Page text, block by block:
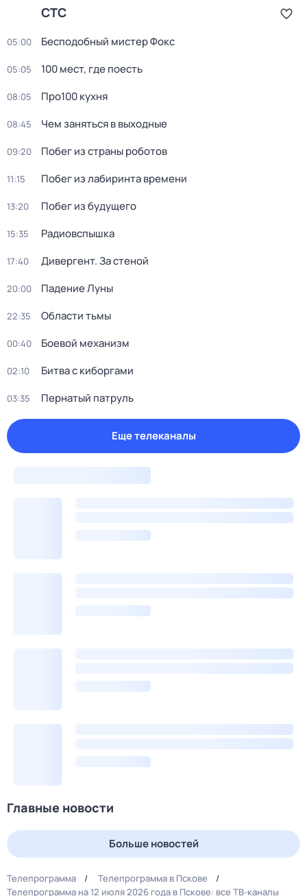
СТС
05:00 Бесподобный мистер Фокс
05:05 100 мест, где поесть
08:05 Про100 кухня
08:45 Чем заняться в выходные
09:20 Побег из страны роботов
11:15 Пoбег из лабиринтa времени
13:20 Побег из будущего
15:35 Радиовспышка
17:40 Дивергент. За стеной
20:00 Падение Луны
22:35 Области тьмы
00:40 Боевой механизм
02:10 Битва с киборгами
03:35 Пернатый патруль
Еще телеканалы
Главные новости
Больше новостей
Телепрограмма
Телепрограмма в Пскове
Телепрограмма на 12 июля 2026 года в Пскове: все ТВ-каналы